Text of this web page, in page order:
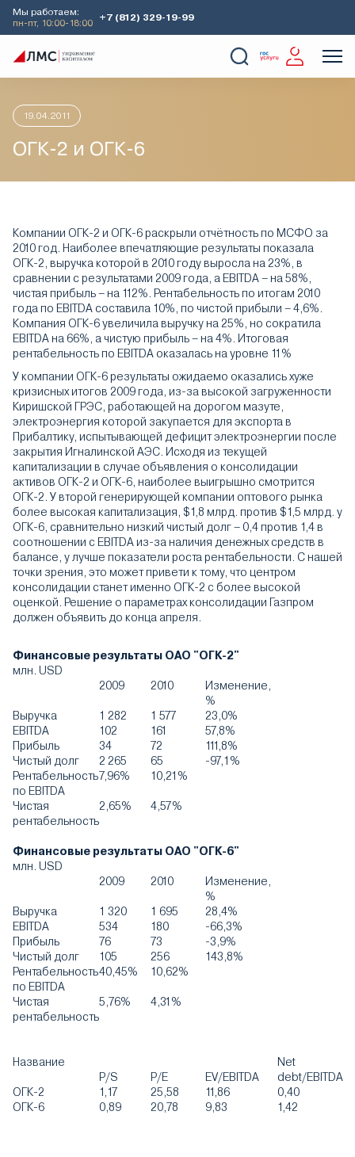
Мы работаем:
пн-пт, 10:00-18:00
+7 (812) 329-19-99
Главная Аналитика
19.04.2011
ОГК-2 и ОГК-6
Компании ОГК-2 и ОГК-6 раскрыли отчётность по МСФО за
2010 год. Наиболее впечатляющие результаты показала
ОГК-2, выручка которой в 2010 году выросла на 23%, в
сравнении с результатами 2009 года, а EBITDA – на 58%,
чистая прибыль – на 112%. Рентабельность по итогам 2010
года по EBITDA составила 10%, по чистой прибыли – 4,6%.
Компания ОГК-6 увеличила выручку на 25%, но сократила
EBITDA на 66%, а чистую прибыль – на 4%. Итоговая
рентабельность по EBITDA оказалась на уровне 11%
У компании ОГК-6 результаты ожидаемо оказались хуже
кризисных итогов 2009 года, из-за высокой загруженности
Киришской ГРЭС, работающей на дорогом мазуте,
электроэнергия которой закупается для экспорта в
Прибалтику, испытывающей дефицит электроэнергии после
закрытия Игналинской АЭС. Исходя из текущей
капитализации в случае объявления о консолидации
активов ОГК-2 и ОГК-6, наиболее выигрышно смотрится
ОГК-2. У второй генерирующей компании оптового рынка
более высокая капитализация, $1,8 млрд. против $1,5 млрд. у
ОГК-6, сравнительно низкий чистый долг – 0,4 против 1,4 в
соотношении с EBITDA из-за наличия денежных средств в
балансе, у лучше показатели роста рентабельности. С нашей
точки зрения, это может привети к тому, что центром
консолидации станет именно ОГК-2 с более высокой
оценкой. Решение о параметрах консолидации Газпром
должен объявить до конца апреля.
Финансовые результаты ОАО "ОГК-2"
млн. USD
2009
2010
Изменение,
%
Выручка
1 282 1 577
23,0%
EBITDA
102 161
57,8%
Прибыль
34 72
111,8%
Чистый долг
2 265 65
-97,1%
Рентабельность
по EBITDA
7,96% 10,21%
Чистая
рентабельность
2,65% 4,57%
Финансовые результаты ОАО "ОГК-6"
млн. USD
2009
2010
Изменение,
%
Выручка
1 320 1 695
28,4%
EBITDA
534 180
-66,3%
Прибыль
76 73
-3,9%
Чистый долг
105 256
143,8%
Рентабельность
по EBITDA
40,45% 10,62%
Чистая
рентабельность
5,76% 4,31%
Название
P/S
P/E EV/EBITDA
Net
debt/EBITDA
ОГК-2
1,17 25,58 11,86
0,40
ОГК-6
0,89 20,78 9,83 1,42